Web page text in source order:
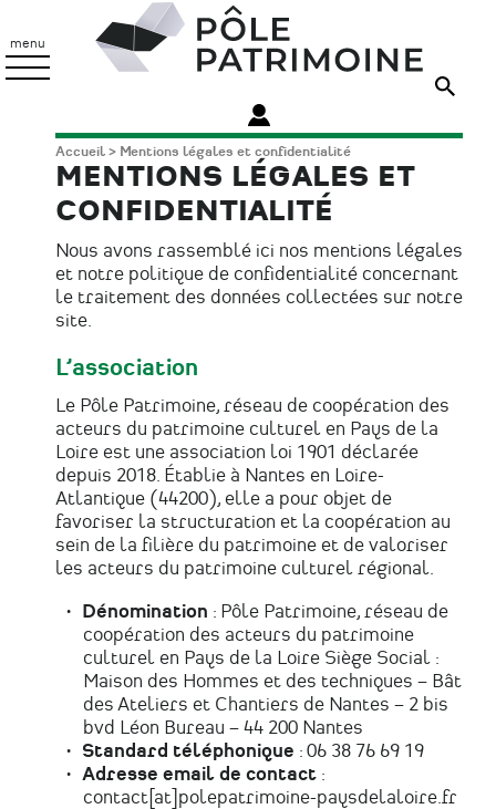
contenu
principal
menu
Patrimoine
Fil
d'Ariane
Accueil Mentions légales et confidentialité
MENTIONS LÉGALES ET
CONFIDENTIALITÉ
Nous avons rassemblé ici nos mentions légales
et notre politique de confidentialité concernant
le traitement des données collectées sur notre
site.
L’association
Le Pôle Patrimoine, réseau de coopération des
acteurs du patrimoine culturel en Pays de la
Loire est une association loi 1901 déclarée
depuis 2018. Établie à Nantes en Loire-
Atlantique (44200), elle a pour objet de
favoriser la structuration et la coopération au
sein de la filière du patrimoine et de valoriser
les acteurs du patrimoine culturel régional.
Dénomination : Pôle Patrimoine, réseau de
coopération des acteurs du patrimoine
culturel en Pays de la Loire Siège Social :
Maison des Hommes et des techniques – Bât
des Ateliers et Chantiers de Nantes – 2 bis
bvd Léon Bureau – 44 200 Nantes
Standard téléphonique : 06 38 76 69 19
Adresse email de contact :
contact[at]polepatrimoine-paysdelaloire.fr